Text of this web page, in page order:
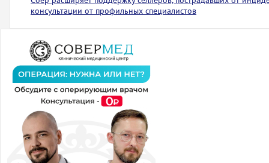
консультации от профильных специалистов